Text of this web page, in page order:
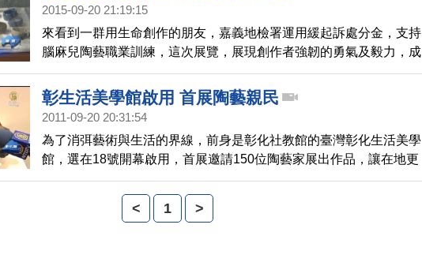
2015-09-20 21:19:15
來看到一群用生命創作的朋友，嘉義地檢署運用緩起訴處分金，支持
腦麻兒陶藝職業訓練，這次展覽，展現創作者強韌的勇氣及毅力，成
果斐然。
彰生活美學館啟用 首展陶藝親民
2011-09-20 20:31:54
為了消弭藝術與生活的界線，前身是彰化社教館的臺灣彰化生活美學
館，選在18號開幕啟用，首展邀請150位陶藝家展出作品，讓在地更
多民眾能夠親近藝術。
< 1 >